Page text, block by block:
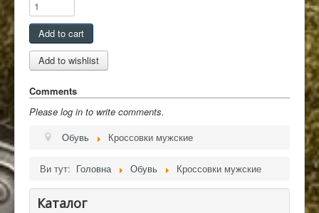
Comments
Please log in to write comments.
Обувь
Кроссовки мужские
Ви тут: Головна Обувь Кроссовки мужские
Каталог